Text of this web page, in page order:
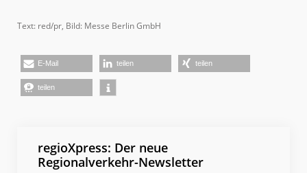
Text: red/pr, Bild: Messe Berlin GmbH
E-Mail teilen teilen
teilen
regioXpress: Der neue
Regionalverkehr-Newsletter